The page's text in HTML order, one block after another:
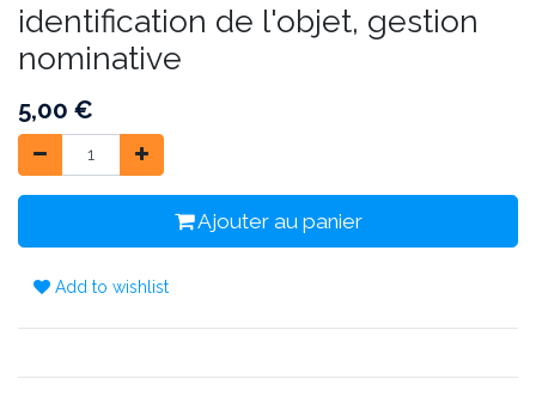
identification de l'objet, gestion
nominative
5,00 €
Ajouter au panier
Add to wishlist